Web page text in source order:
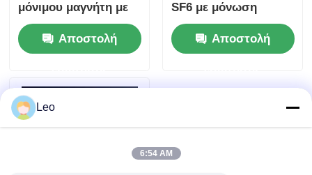
μόνιμου μαγνήτη με
μόνωση SF6,
διατάξεις μέσης
τάσης, πλήρως
Αποστολή
SF6 με μόνωση
αερίου IP67 για
δίκτυα διανομής
Αποστολή
Leo
6:54 AM